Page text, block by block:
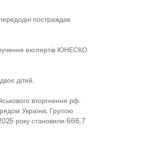
постраждав
експертів ЮНЕСКО
дітей.
вторгнення рф.
України, Групою
року становили 666,7